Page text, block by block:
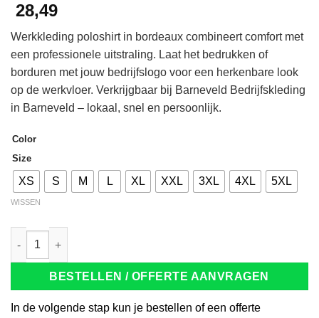
28,49
Werkkleding poloshirt in bordeaux combineert comfort met
een professionele uitstraling. Laat het bedrukken of
borduren met jouw bedrijfslogo voor een herkenbare look
op de werkvloer. Verkrijgbaar bij Barneveld Bedrijfskleding
in Barneveld – lokaal, snel en persoonlijk.
Color
Size
XS S M L XL XXL 3XL 4XL 5XL
WISSEN
Tricorp 204001 Poloshirt Premium Button Down bordeaux
BESTELLEN / OFFERTE AANVRAGEN
In de volgende stap kun je bestellen of een offerte